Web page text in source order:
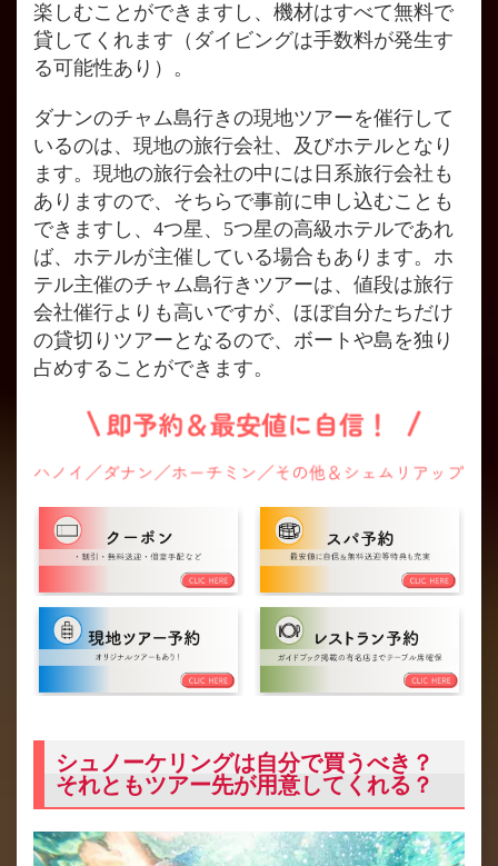
楽しむことができますし、機材はすべて無料で
貸してくれます（ダイビングは手数料が発生す
る可能性あり）。
ダナンのチャム島行きの現地ツアーを催行して
いるのは、現地の旅行会社、及びホテルとなり
ます。現地の旅行会社の中には日系旅行会社も
ありますので、そちらで事前に申し込むことも
できますし、4つ星、5つ星の高級ホテルであれ
ば、ホテルが主催している場合もあります。ホ
テル主催のチャム島行きツアーは、値段は旅行
会社催行よりも高いですが、ほぼ自分たちだけ
の貸切りツアーとなるので、ボートや島を独り
占めすることができます。
シュノーケリングは自分で買うべき？
それともツアー先が用意してくれる？